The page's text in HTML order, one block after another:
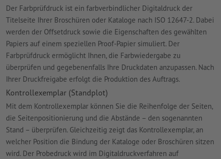
Der Farbprüfdruck ist ein farbverbindlicher Digitaldruck der
Titelseite Ihrer Broschüren oder Kataloge nach ISO 12647-2. Dabei
werden der Offsetdruck sowie die Eigenschaften des gewählten
Papiers auf einem speziellen Proof-Papier simuliert. Der
Farbprüfdruck ermöglicht Ihnen, die Farbwiedergabe zu
überprüfen und gegebenenfalls Ihre Druckdaten anzupassen. Nach
Ihrer Druckfreigabe erfolgt die Produktion des Auftrags.
Kontrollexemplar (Standplot)
Mit dem Kontrollexemplar können Sie die Reihenfolge der Seiten,
die Seitenpositionierung und die Abstände – den sogenannten
Stand – überprüfen. Gleichzeitig zeigt das Kontrollexemplar, an
welcher Position die Bindung der Kataloge oder Broschüren sitzen
wird. Der Probedruck wird im Digitaldruckverfahren auf